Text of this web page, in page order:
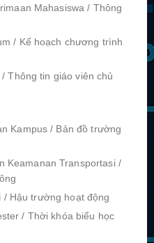
Mahasiswa / Thông
/ Kế hoạch chương trình
/ Thông tin giáo viên chủ
Kampus / Bản đồ trường
Keamanan Transportasi /
/ Hậu trường hoạt động
/ Thời khóa biểu học